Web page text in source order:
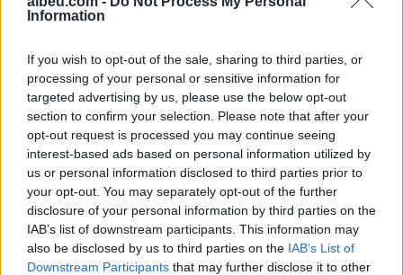
Information
If you wish to opt-out of the sale, sharing to third parties, or
processing of your personal or sensitive information for
targeted advertising by us, please use the below opt-out
section to confirm your selection. Please note that after your
opt-out request is processed you may continue seeing
interest-based ads based on personal information utilized by
us or personal information disclosed to third parties prior to
your opt-out. You may separately opt-out of the further
disclosure of your personal information by third parties on the
IAB’s list of downstream participants. This information may
also be disclosed by us to third parties on the IAB’s List of
Downstream Participants that may further disclose it to other
shoqëri afatgjatë